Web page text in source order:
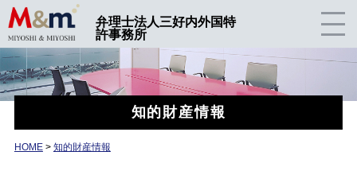
弁理士法人三好内外国特
許事務所
知的財産情報
HOME> 知的財産情報